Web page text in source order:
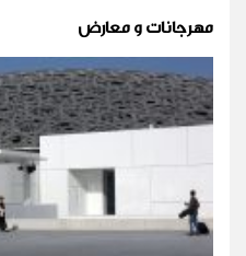
مهرجانات و معارض